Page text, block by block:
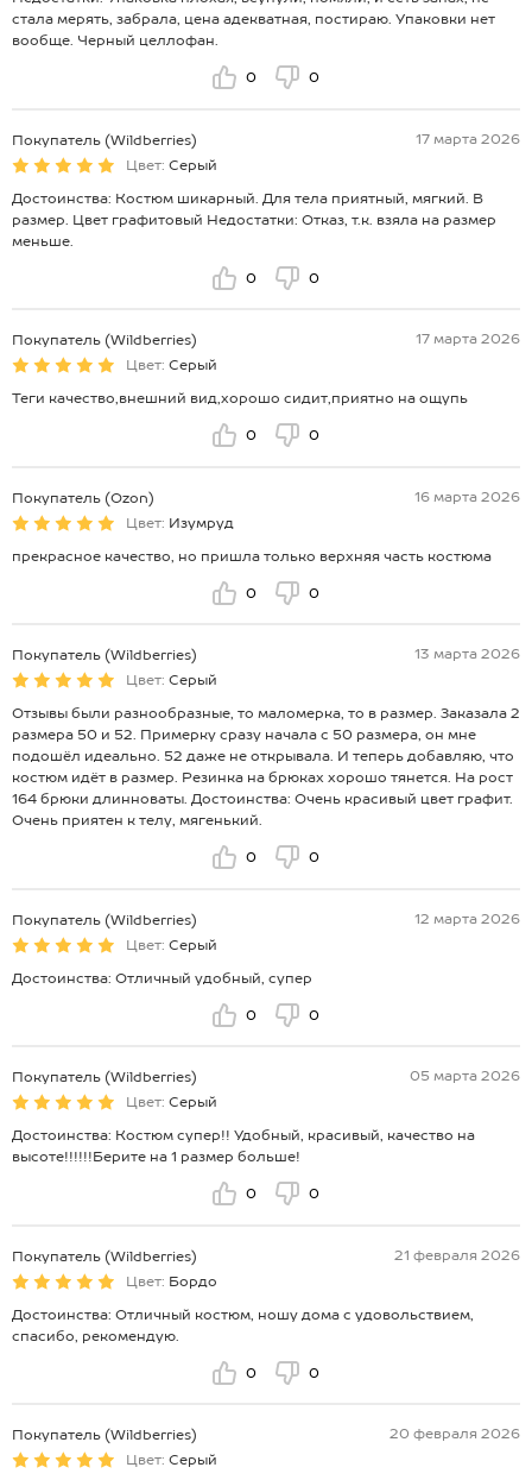
стала мерять, забрала, цена адекватная, постираю. Упаковки нет
вообще. Черный целлофан.
0 0
Покупатель (Wildberries)
17 марта 2026
Цвет: Серый
Достоинства: Костюм шикарный. Для тела приятный, мягкий. В
размер. Цвет графитовый Недостатки: Отказ, т.к. взяла на размер
меньше.
0 0
Покупатель (Wildberries)
17 марта 2026
Цвет: Серый
Теги качество,внешний вид,хорошо сидит,приятно на ощупь
0 0
Покупатель (Ozon)
16 марта 2026
Цвет: Изумруд
прекрасное качество, но пришла только верхняя часть костюма
0 0
Покупатель (Wildberries)
13 марта 2026
Цвет: Серый
Отзывы были разнообразные, то маломерка, то в размер. Заказала 2
размера 50 и 52. Примерку сразу начала с 50 размера, он мне
подошёл идеально. 52 даже не открывала. И теперь добавляю, что
костюм идёт в размер. Резинка на брюках хорошо тянется. На рост
164 брюки длинноваты. Достоинства: Очень красивый цвет графит.
Очень приятен к телу, мягенький.
0 0
Покупатель (Wildberries)
12 марта 2026
Цвет: Серый
Достоинства: Отличный удобный, супер
0 0
Покупатель (Wildberries)
05 марта 2026
Цвет: Серый
Достоинства: Костюм супер!! Удобный, красивый, качество на
высоте!!!!!!Берите на 1 размер больше!
0 0
Покупатель (Wildberries)
21 февраля 2026
Цвет: Бордо
Достоинства: Отличный костюм, ношу дома с удовольствием,
спасибо, рекомендую.
0 0
Покупатель (Wildberries)
20 февраля 2026
Цвет: Серый